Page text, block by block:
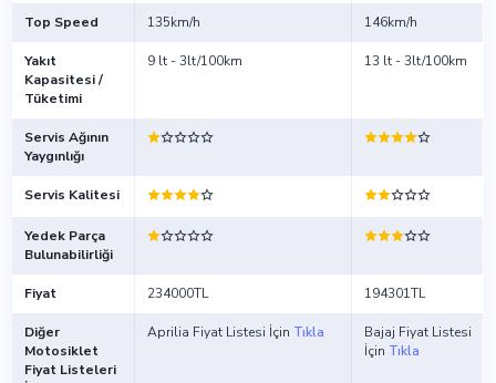
Top Speed 135km/h 146km/h
Yakıt
Kapasitesi /
Tüketimi
9 lt - 3lt/100km 13 lt - 3lt/100km
Servis Ağının
Yaygınlığı
Servis Kalitesi
Yedek Parça
Bulunabilirliği
Fiyat 234000TL 194301TL
Diğer
Motosiklet
Fiyat Listeleri
Aprilia Fiyat Listesi İçin Tıkla
Bajaj Fiyat Listesi
İçin Tıkla